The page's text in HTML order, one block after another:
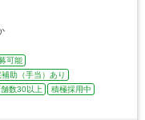
可能
助（手当）あり
舗数30以上
積極採用中